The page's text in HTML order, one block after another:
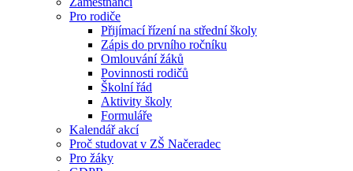
Pro rodiče
Přijímací řízení na střední školy
Zápis do prvního ročníku
Omlouvání žáků
Povinnosti rodičů
Školní řád
Aktivity školy
Formuláře
Kalendář akcí
Proč studovat v ZŠ Načeradec
Pro žáky